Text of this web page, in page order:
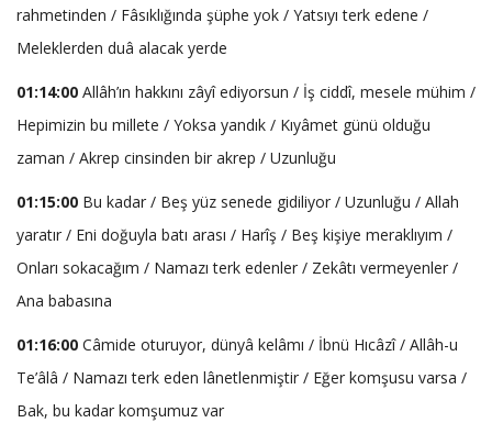
rahmetinden / Fâsıklığında şüphe yok / Yatsıyı terk edene /
Meleklerden duâ alacak yerde
01:14:00 Allâh’ın hakkını zâyî ediyorsun / İş ciddî, mesele mühim /
Hepimizin bu millete / Yoksa yandık / Kıyâmet günü olduğu
zaman / Akrep cinsinden bir akrep / Uzunluğu
01:15:00 Bu kadar / Beş yüz senede gidiliyor / Uzunluğu / Allah
yaratır / Eni doğuyla batı arası / Harîş / Beş kişiye meraklıyım /
Onları sokacağım / Namazı terk edenler / Zekâtı vermeyenler /
Ana babasına
01:16:00 Câmide oturuyor, dünyâ kelâmı / İbnü Hıcâzî / Allâh-u
Te’âlâ / Namazı terk eden lânetlenmiştir / Eğer komşusu varsa /
Bak, bu kadar komşumuz var